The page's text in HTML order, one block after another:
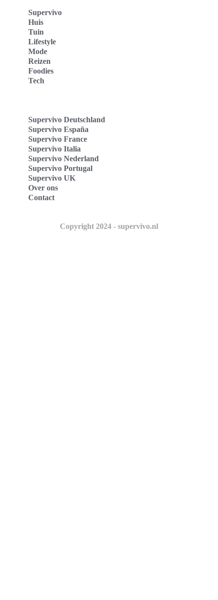
Supervivo
Huis
Tuin
Lifestyle
Mode
Reizen
Foodies
Tech
Supervivo Deutschland
Supervivo España
Supervivo France
Supervivo Italia
Supervivo Nederland
Supervivo Portugal
Supervivo UK
Over ons
Contact
Copyright 2024 - supervivo.nl